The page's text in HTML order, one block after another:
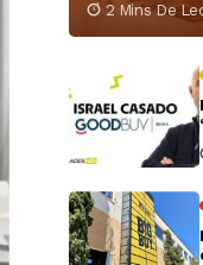
2 Mins De